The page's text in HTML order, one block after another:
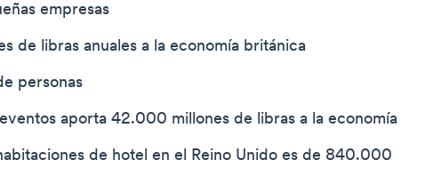
empresas
de libras anuales a la economía británica
personas
aporta 42.000 millones de libras a la economía
de hotel en el Reino Unido es de 840.000